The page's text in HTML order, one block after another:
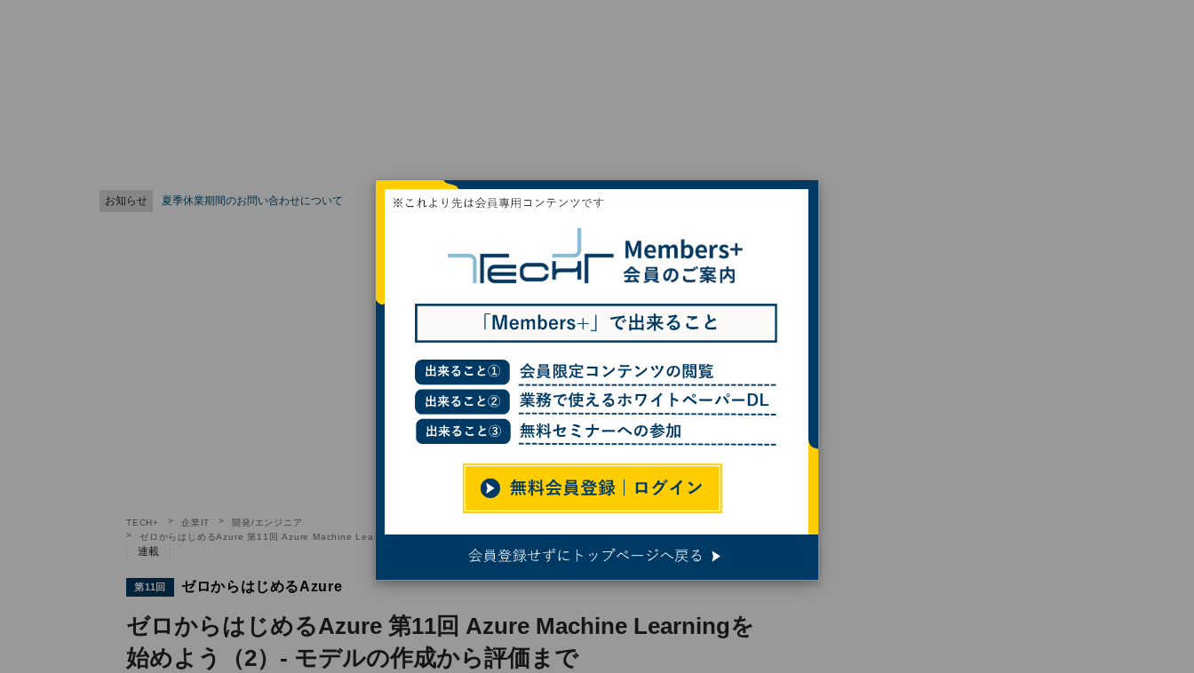
お知らせ 夏季休業期間のお問い合わせについて
TECH+ 企業IT
開発/エンジニア
ゼロからはじめるAzure 第11回 Azure Machine Learningを始めよう（2）- モデルの作成から評価まで
連載
第11回 ゼロからはじめるAzure
ゼロからはじめるAzure 第11回 Azure Machine Learningを
始めよう（2）- モデルの作成から評価まで